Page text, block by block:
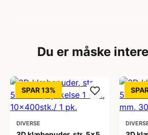
Du er måske
SPAR 13%
DIVERSE